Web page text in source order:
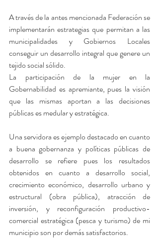
A través de la antes mencionada Federación se
implementarán estrategias que permitan a las
municipalidades y Gobiernos Locales
conseguir un desarrollo integral que genere un
tejido social sólido.
La participación de la mujer en la
Gobernabilidad es apremiante, pues la visión
que las mismas aportan a las decisiones
públicas es medular y estratégica.
Una servidora es ejemplo destacado en cuanto
a buena gobernanza y políticas públicas de
desarrollo se refiere pues los resultados
obtenidos en cuanto a desarrollo social,
crecimiento económico, desarrollo urbano y
estructural (obra pública), atracción de
inversión, y reconfiguración productivo-
comercial estratégica (pesca y turismo) de mi
municipio son por demás satisfactorios.